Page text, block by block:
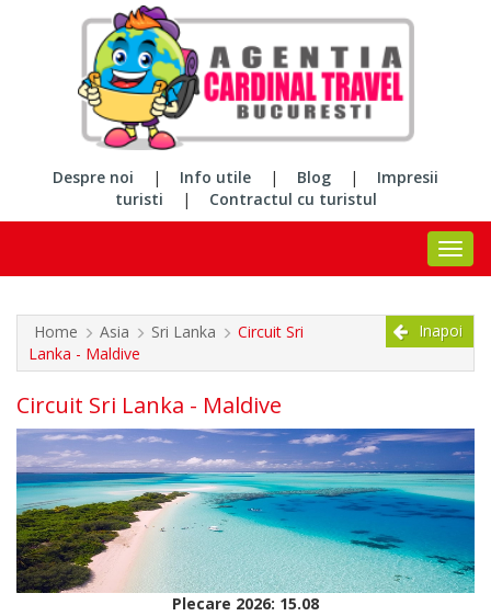
Despre noi | Info utile | Blog |
Impresii
turisti
| Contractul cu turistul
Home Asia Sri Lanka
Circuit Sri
Lanka - Maldive
Inapoi
Circuit Sri Lanka - Maldive
Plecare 2026: 15.08